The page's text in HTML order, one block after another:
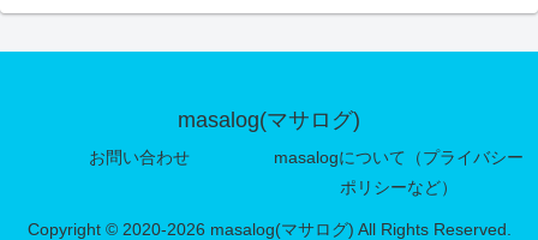
masalog(マサログ)
お問い合わせ
masalogについて（プライバシー
ポリシーなど）
Copyright © 2020-2026 masalog(マサログ) All Rights Reserved.